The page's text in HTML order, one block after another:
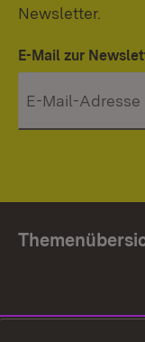
Newsletter.
E-Mail zur